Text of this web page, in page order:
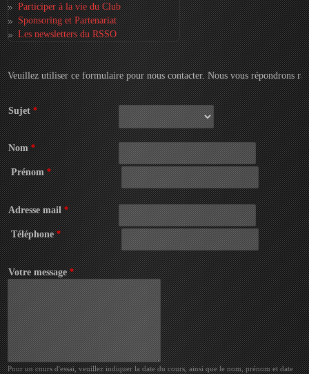
Participer à la vie du Club
Sponsoring et Partenariat
Les newsletters du RSSO
Veuillez utiliser ce formulaire pour nous contacter. Nous vous répondrons
Sujet*
Nom*
Prénom*
Adresse mail*
Téléphone*
Votre message*
Pour un cours d'essai, veuillez indiquer la date du cours, ainsi que le nom, prénom et date